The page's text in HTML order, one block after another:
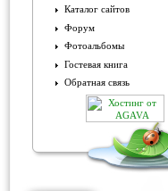
Каталог сайтов
Форум
Фотоальбомы
Гостевая книга
Обратная связь